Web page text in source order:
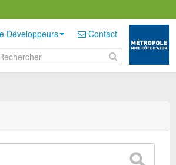
Développeurs Contact